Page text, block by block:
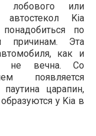
лобового или
автостекол Kia
по
причинам. Эта
как и
не вечна. Со
появляется
царапин,
у Kia в